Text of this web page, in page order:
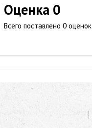
Оценка 0
Всего поставлено 0 оценок